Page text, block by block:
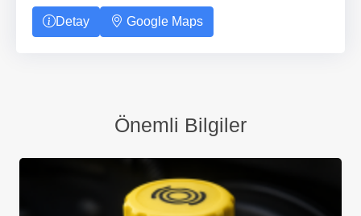
Detay Google Maps
Önemli Bilgiler